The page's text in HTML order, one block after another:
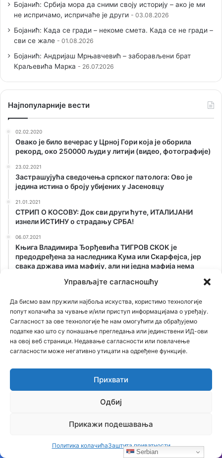
Управљајте сагласношћу
Да бисмо вам пружили најбоља искуства, користимо технологије
попут колачића за чување и/или приступ информацијама о уређају.
Сагласност за ове технологије ће нам омогућити да обрађујемо
податке као што су понашање прегледања или јединствени ИД-ови
на овој веб страници. Недавање сагласности или повлачење
сагласности може негативно утицати на одређене функције.
Прихвати
Одбиј
Прикажи подешавања
Политика колачићаЗаштита приватности
Бојанић: Србија мора да сними своју историју – ако је ми
не испричамо, испричаће је други
03.08.2026
Бојанић: Када се гради – некоме смета. Када се не гради –
сви се жале
01.08.2026
Бојанић: Андријаш Мрњавчевић – заборављени брат
Краљевића Марка
26.07.2026
Наjпопуларније вести
02.02.2020
Овако је било вечерас у Црној Гори која је оборила
рекорд, око 250000 људи у литији (видео, фотографије)
23.02.2021
Застрашујућа сведочења српског патолога: Ово је
једина истина о броју убијених у Јасеновцу
21.01.2021
СТРИП О KОСОВУ: Док сви други ћуте, ИТАЛИЈАНИ
изнели ИСТИНУ о страдању СРБА!
06.07.2021
Књига Владимира Ђорђевића ТИГРОВ СКОК је
предодређена за наследника Кума или Скарфејса, јер
свака држава има мафију, али ни једна мафија нема
ОТKРИВАМО ТАЈНУ СТАРУ 75 ГОДИНА: Лешеве из
Јасеновца сахранили на Kалемегдану!
Serbian